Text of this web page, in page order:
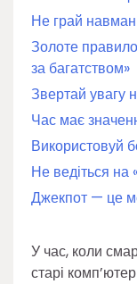
Не грай
Золоте
за багатством»
Звертай увагу
Час має
Використовуй
Не ведіться
Джекпот — це
У час, коли
старі